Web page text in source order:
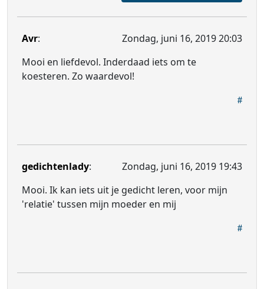
Avr:
Zondag, juni 16, 2019 20:03
Mooi en liefdevol. Inderdaad iets om te
koesteren. Zo waardevol!
gedichtenlady:
Zondag, juni 16, 2019 19:43
Mooi. Ik kan iets uit je gedicht leren, voor mijn
'relatie' tussen mijn moeder en mij